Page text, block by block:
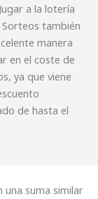
a la lotería
también
manera
en el coste de
ya que viene
de hasta el
suma similar